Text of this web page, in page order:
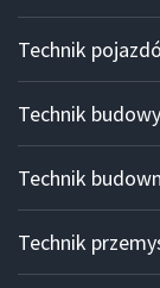
Technik
Technik
Technik
Technik